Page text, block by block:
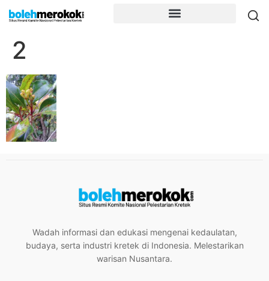
2
Wadah informasi dan edukasi mengenai kedaulatan,
budaya, serta industri kretek di Indonesia. Melestarikan
warisan Nusantara.